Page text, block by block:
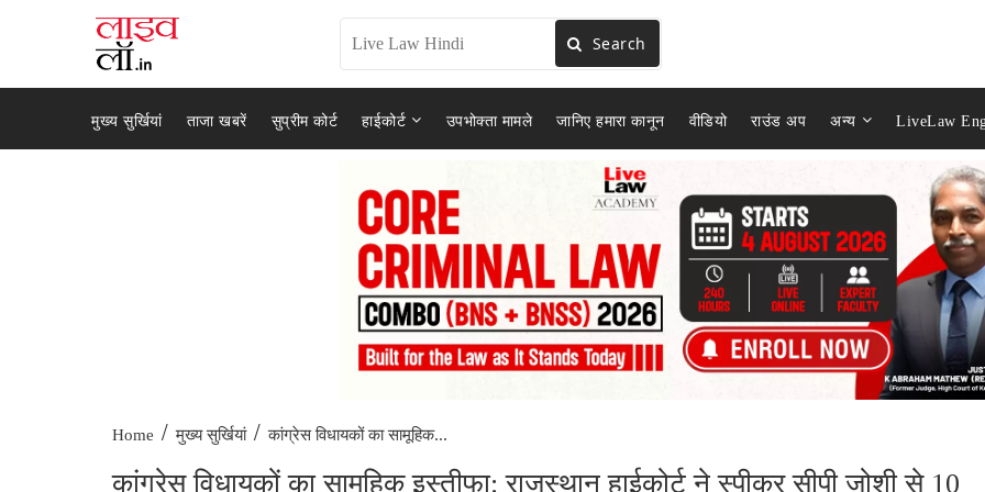
Search
मुख्य सुर्खियां ताजा खबरें सुप्रीम कोर्ट हाईकोर्ट उपभोक्ता मामले जानिए हमारा कानून वीडियो राउंड अप अन्य LiveLaw
Home / मुख्य सुर्खियां / कांग्रेस विधायकों का सामूहिक...
कांग्रेस विधायकों का सामूहिक इस्तीफा: राजस्थान हाईकोर्ट ने स्पीकर सीपी जोशी से 10